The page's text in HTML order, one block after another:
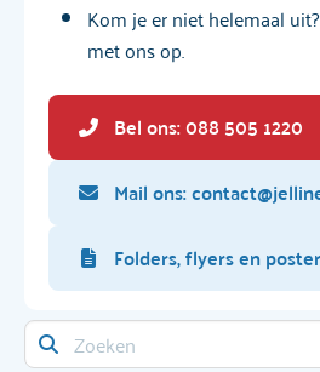
Kom je er niet helemaal
met ons op.
Bel ons: 088 505 1220
Mail ons:
Folders, flyers en